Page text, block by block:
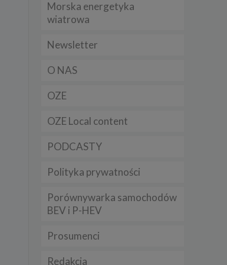
Morska energetyka
wiatrowa
Newsletter
O NAS
OZE
OZE Local content
PODCASTY
Polityka prywatności
Porównywarka samochodów
BEV i P-HEV
Prosumenci
Redakcja